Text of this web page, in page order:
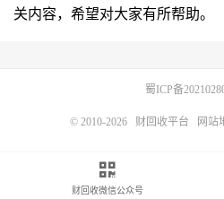
关内容，希望对大家有所帮助。
蜀ICP备
© 2010-2026 财回收平台 网站
财回收微信公众号